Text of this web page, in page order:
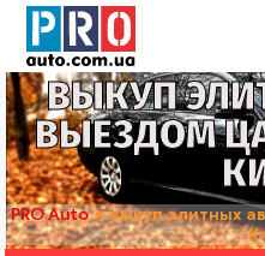
ВЫКУП
ВЫЕЗДОМ
PRO Auto➤выкуп элитных